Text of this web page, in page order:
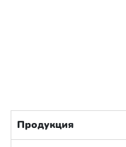
Продукция